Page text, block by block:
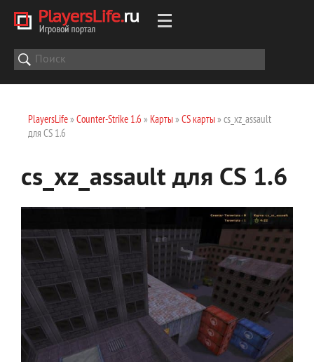
PlayersLife» Counter-Strike 1.6 » Карты» CS карты» cs_xz_assault
для CS 1.6
cs_xz_assault для CS 1.6